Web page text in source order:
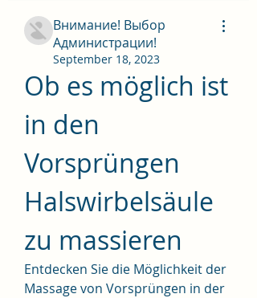
Внимание! Выбор
Администрации!
September 18, 2023
Ob es möglich ist
in den
Vorsprüngen
Halswirbelsäule
zu massieren
Entdecken Sie die Möglichkeit der
Massage von Vorsprüngen in der